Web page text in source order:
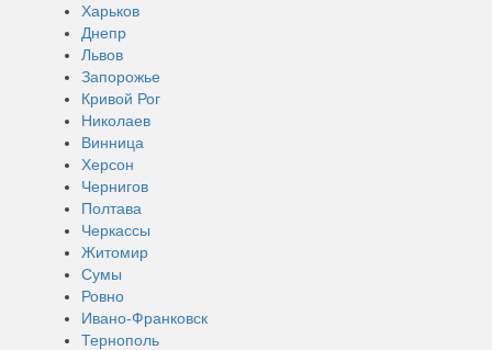
Харьков
Днепр
Львов
Запорожье
Кривой Рог
Николаев
Винница
Херсон
Чернигов
Полтава
Черкассы
Житомир
Сумы
Ровно
Ивано-Франковск
Тернополь